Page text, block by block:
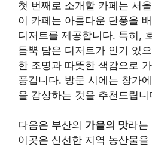
첫 번째로 소개할 카페는 서
이 카페는 아름다운 단풍을
디저트를 제공합니다. 특히,
듬뿍 담은 디저트가 인기 있
한 조명과 따뜻한 색감으로
풍깁니다. 방문 시에는 창가
을 감상하는 것을 추천드립니
다음은 부산의 가을의 맛라는
이곳은 신선한 지역 농산물